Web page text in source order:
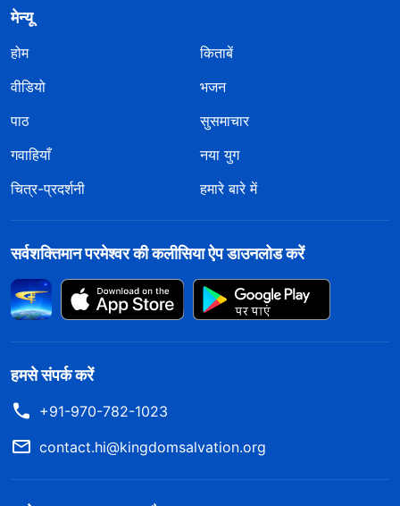
मेन्यू
होम
किताबें
वीडियो
भजन
पाठ
सुसमाचार
गवाहियाँ
नया युग
चित्र-प्रदर्शनी
हमारे बारे में
सर्वशक्तिमान परमेश्वर की कलीसिया ऐप डाउनलोड करें
हमसे संपर्क करें
+91-970-782-1023
contact.hi@kingdomsalvation.org